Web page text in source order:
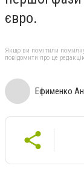
євро.
Якщо ви помітили
повідомити про це
Ефименко